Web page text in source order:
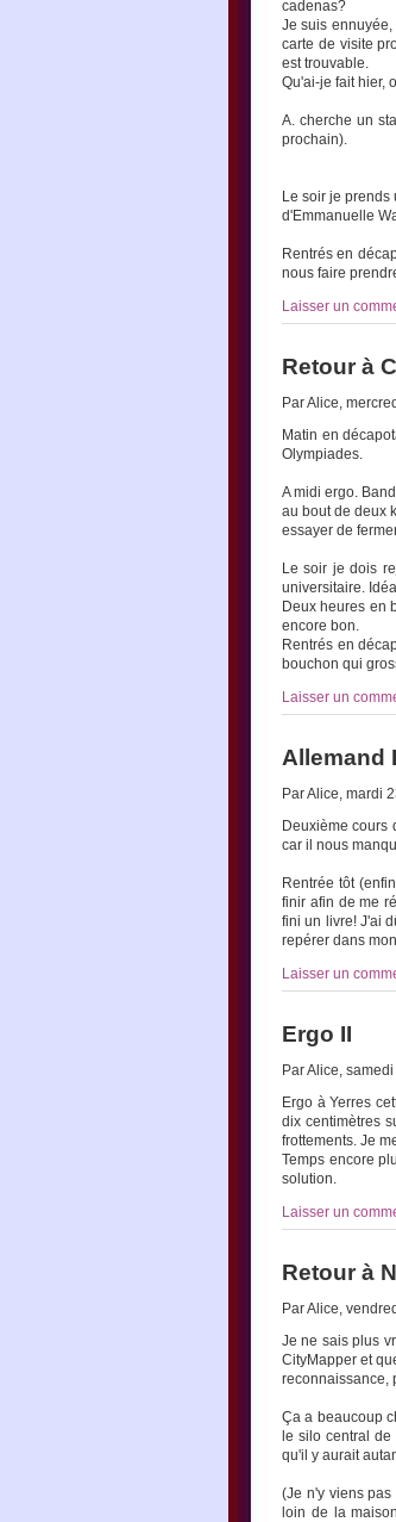
cadenas?
Je suis
carte de visite
est trouvable.
Qu'ai-je fait hier,
A. cherche un
prochain).
Le soir je
d'Emmanuelle
Rentrés en
nous faire
Laisser un
Retour à
Par Alice,
Matin en
Olympiades.
A midi ergo.
au bout de deux
essayer de
Le soir je dois
universitaire.
Deux heures en
encore bon.
Rentrés en
bouchon qui
Laisser un
Allemand
Par Alice, mardi
Deuxième cours
car il nous
Rentrée tôt
finir afin de me
fini un livre! J'ai
repérer dans
Laisser un
Ergo II
Par Alice,
Ergo à Yerres
dix centimètres
frottements. Je
Temps encore
solution.
Laisser un
Retour à
Par Alice,
Je ne sais plus
CityMapper et
reconnaissance,
Ça a beaucoup
le silo central
qu'il y aurait
(Je n'y viens
loin de la